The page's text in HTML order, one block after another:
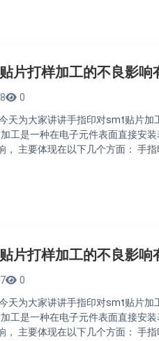
片打样加工的不良影响
0
天为大家讲讲手指印对smt贴片
工是一种在电子元件表面直接安
， 主要体现在以下几个方面： 手
片打样加工的不良影响
0
天为大家讲讲手指印对smt贴片
工是一种在电子元件表面直接安
， 主要体现在以下几个方面： 手